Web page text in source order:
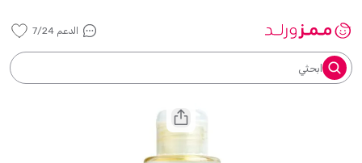
الدعم 7/24
ابحثي